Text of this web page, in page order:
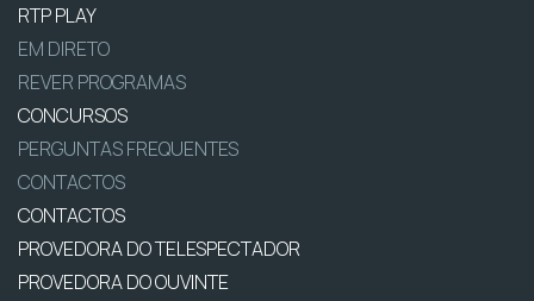
RTP PLAY
EM DIRETO
REVER PROGRAMAS
CONCURSOS
PERGUNTAS FREQUENTES
CONTACTOS
CONTACTOS
PROVEDORA DO TELESPECTADOR
PROVEDORA DO OUVINTE